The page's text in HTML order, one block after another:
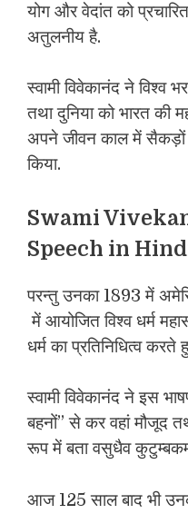
योग और वेदांत को
अतुलनीय है.
स्वामी विवेकानंद ने विश्व
तथा दुनिया को भारत की
अपने जीवन काल में सैकड़ों
किया.
Swami
Speech in
परन्तु उनका 1893 में
में आयोजित विश्व धर्म
धर्म का प्रतिनिधित्व करते
स्वामी विवेकानंद ने इस
बहनों” से कर वहां मौजूद
रूप में बता वसुधैव कुटुम्बकम
आज 125 साल बाद भी